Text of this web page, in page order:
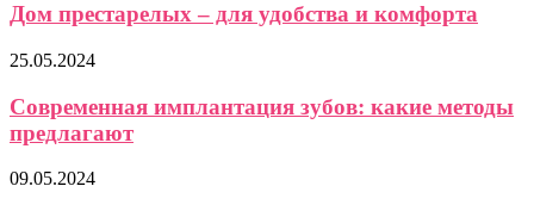
Дом престарелых – для удобства и комфорта
25.05.2024
Современная имплантация зубов: какие методы
предлагают
09.05.2024